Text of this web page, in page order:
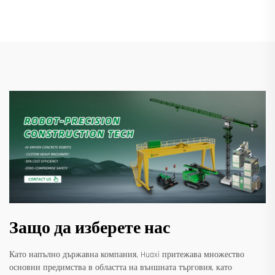
Защо да изберете нас
Като напълно държавна компания, Huaxi притежава множество
основни предимства в областта на външната търговия, като